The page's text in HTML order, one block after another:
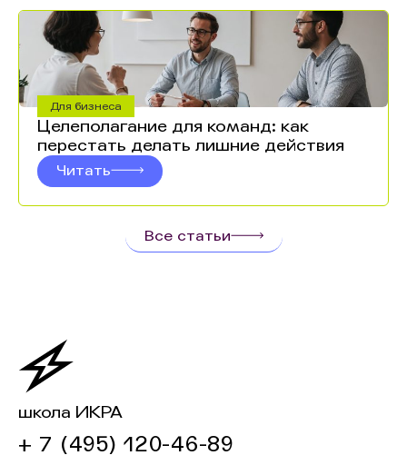
Для бизнеса
Целеполагание для команд: как
перестать делать лишние действия
Читать
Все статьи
школа ИКРА
+ 7 (495) 120-46-89